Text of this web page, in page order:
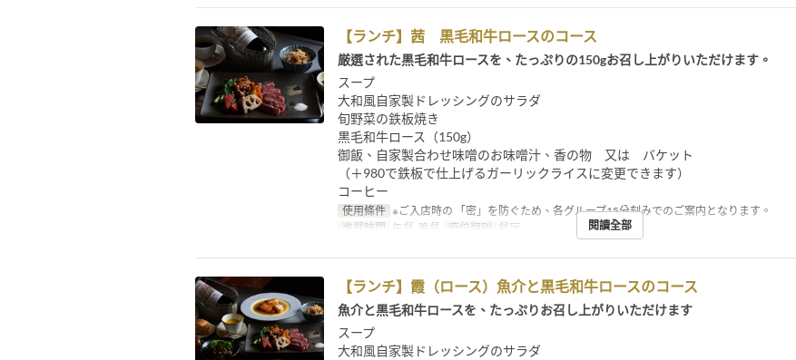
【ランチ】茜 黒毛和牛ロースのコース
厳選された黒毛和牛ロースを、たっぷりの150gお召し上がりいただけます。
スープ
大和風自家製ドレッシングのサラダ
旬野菜の鉄板焼き
黒毛和牛ロース（150g）
御飯、自家製合わせ味噌のお味噌汁、香の物 又は バケット
（＋980で鉄板で仕上げるガーリックライスに変更できます）
コーヒー
使用條件 ※ご入店時の 「密」を防ぐため、各グループ15分刻みでのご案内となります。
進餐時間
午餐, 晚餐 座位類別 餐厅 閱讀全部
【ランチ】霞（ロース）魚介と黒毛和牛ロースのコース
魚介と黒毛和牛ロースを、たっぷりお召し上がりいただけます
スープ
大和風自家製ドレッシングのサラダ